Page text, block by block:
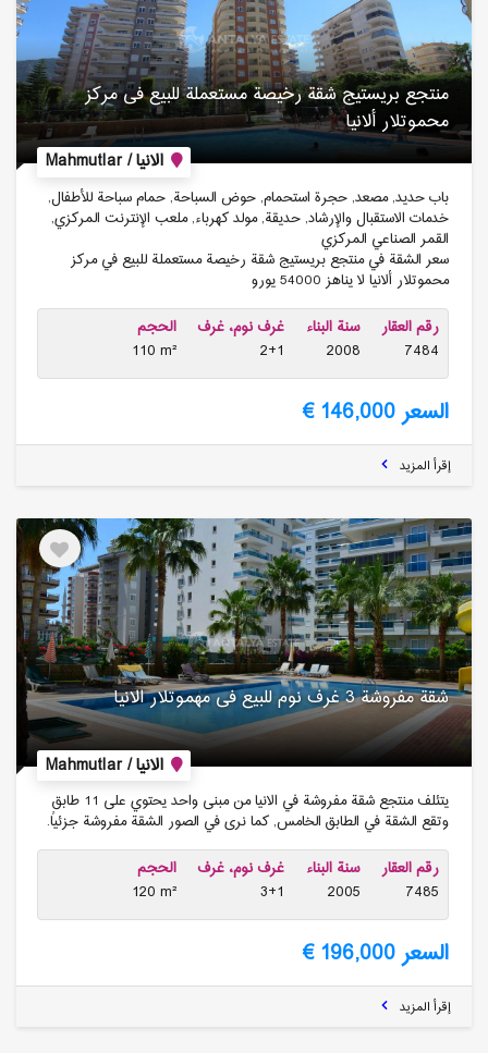
منتجع بریستیج شقة رخیصة مستعملة للبیع فی مركز
محموتلار ألانیا
الانيا / Mahmutlar
باب حديد, مصعد, حجرة استحمام, حوض السباحة, حمام سباحة للأطفال,
خدمات الاستقبال والإرشاد, حديقة, مولد كهرباء, ملعب الإنترنت المركزي,
القمر الصناعي المركزي
سعر الشقة في منتجع بريستيج شقة رخيصة مستعملة للبيع في مركز
محموتلار ألانيا لا يناهز 54000 يورو
رقم العقار
7484
سنة البناء
2008
غرف نوم، غرف
2+1
الحجم
110 m²
السعر 146,000 €
إقرأ المزيد
شقة مفروشة 3 غرف نوم للبیع فی مهموتلار الانیا
الانيا / Mahmutlar
يتئلف منتجع شقة مفروشة في الانيا من مبنى واحد يحتوي على 11 طابق
وتقع الشقة في الطابق الخامس, كما نرى في الصور الشقة مفروشة جزئياً.
رقم العقار
7485
سنة البناء
2005
غرف نوم، غرف
3+1
الحجم
120 m²
السعر 196,000 €
إقرأ المزيد